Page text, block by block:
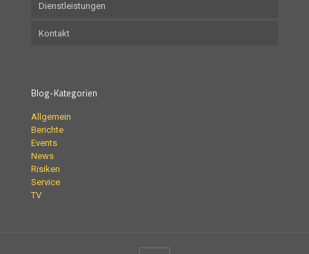
Dienstleistungen
Kontakt
Blog-Kategorien
Allgemein
Berichte
Events
News
Risiken
Service
TV